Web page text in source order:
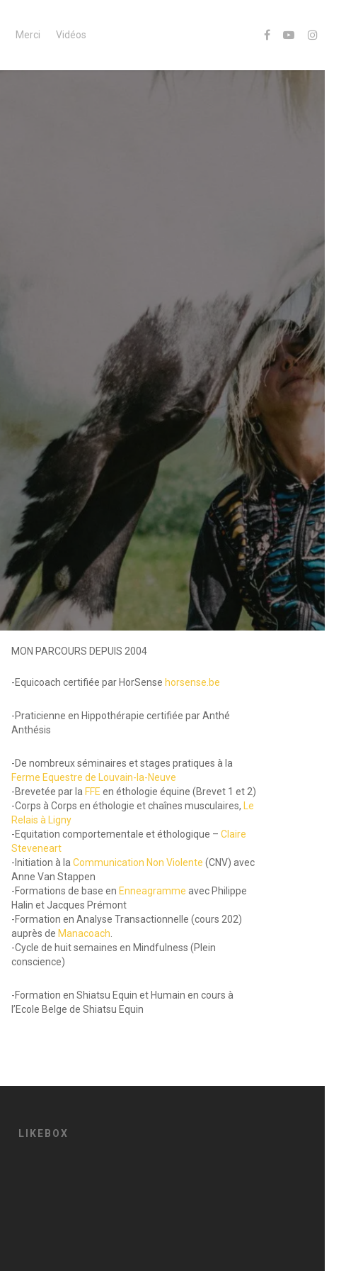
Merci Vidéos
MON PARCOURS DEPUIS 2004
-Equicoach certifiée par HorSense horsense.be
-Praticienne en Hippothérapie certifiée par Anthé
Anthésis
-De nombreux séminaires et stages pratiques à la
Ferme Equestre de Louvain-la-Neuve
-Brevetée par la FFE en éthologie équine (Brevet 1 et 2)
-Corps à Corps en éthologie et chaînes musculaires, Le
Relais à Ligny
-Equitation comportementale et éthologique – Claire
Steveneart
-Initiation à laCommunication Non Violente (CNV) avec
Anne Van Stappen
-Formations de base en Enneagramme avec Philippe
Halin et Jacques Prémont
-Formation en Analyse Transactionnelle (cours 202)
auprès de Manacoach.
-Cycle de huit semaines en Mindfulness (Plein
conscience)
-Formation en Shiatsu Equin et Humain en cours à
l’Ecole Belge de Shiatsu Equin
LIKEBOX